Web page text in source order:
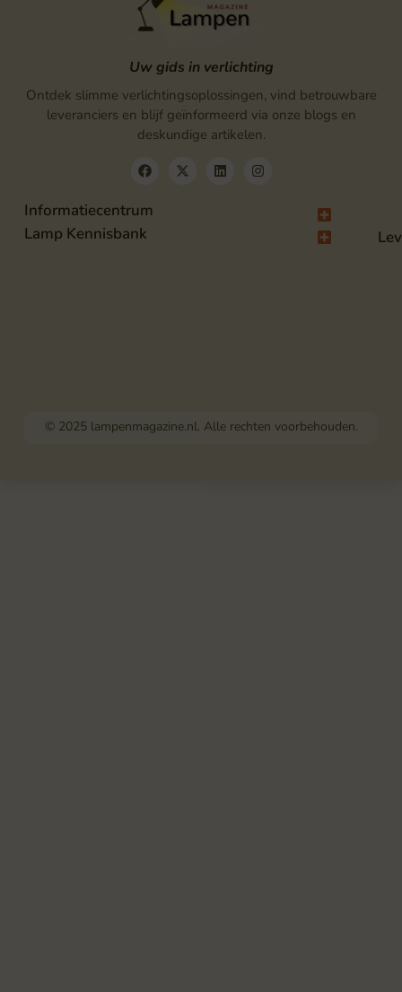
Uw gids in verlichting
Ontdek slimme verlichtingsoplossingen, vind betrouwbare
leveranciers en blijf geïnformeerd via onze blogs en
deskundige artikelen.
Informatiecentrum
Lamp Kennisbank
© 2025 lampenmagazine.nl. Alle rechten voorbehouden.